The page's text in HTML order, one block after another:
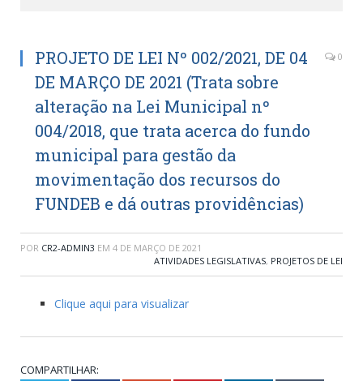
PROJETO DE LEI Nº 002/2021, DE 04
DE MARÇO DE 2021 (Trata sobre
alteração na Lei Municipal nº
004/2018, que trata acerca do fundo
municipal para gestão da
movimentação dos recursos do
FUNDEB e dá outras providências)
0
POR CR2-ADMIN3 EM 4 DE MARÇO DE 2021
ATIVIDADES LEGISLATIVAS, PROJETOS DE LEI
Clique aqui para visualizar
COMPARTILHAR: